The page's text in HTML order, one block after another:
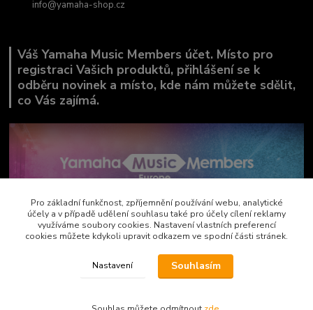
info@yamaha-shop.cz
Váš Yamaha Music Members účet. Místo pro
registraci Vašich produktů, přihlášení se k
odběru novinek a místo, kde nám můžete sdělit,
co Vás zajímá.
Copyright by AVEMAX
Pro základní funkčnost, zpříjemnění používání webu, analytické
účely a v případě udělení souhlasu také pro účely cílení reklamy
využíváme soubory cookies. Nastavení vlastních preferencí
cookies můžete kdykoli upravit odkazem ve spodní části stránek.
Nastavení Souhlasím